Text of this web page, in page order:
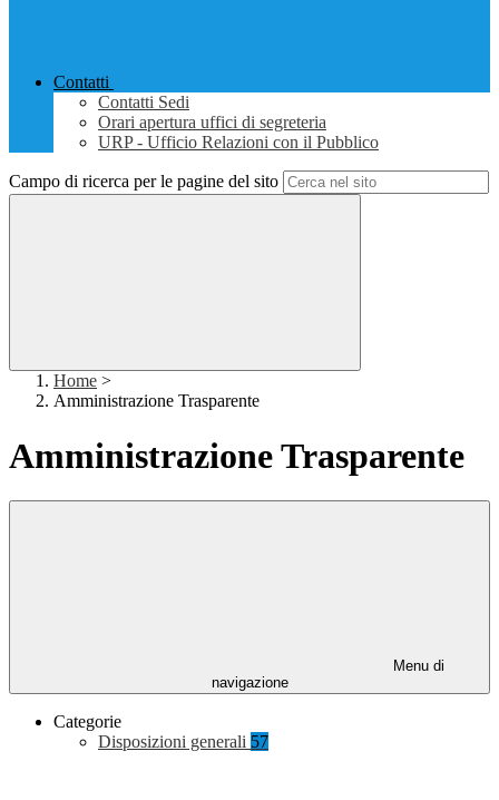
Contatti
Contatti Sedi
Orari apertura uffici di segreteria
URP - Ufficio Relazioni con il Pubblico
Campo di ricerca per le pagine del sito
Home >
Amministrazione Trasparente
Amministrazione Trasparente
Menu di
navigazione
Categorie
Disposizioni generali 57